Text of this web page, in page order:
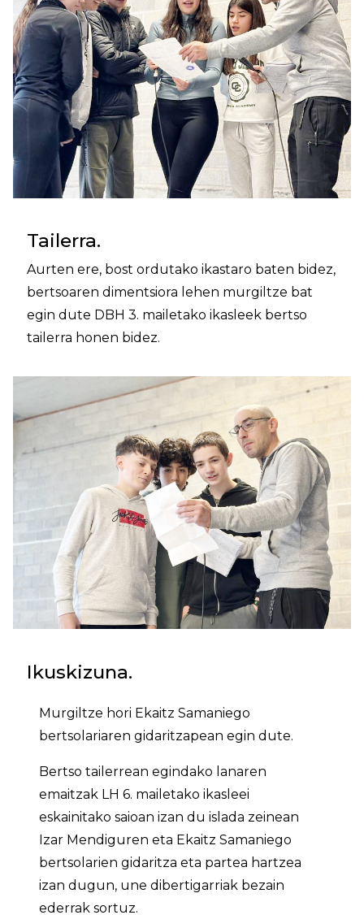
Tailerra.
Aurten ere, bost ordutako ikastaro baten bidez,
bertsoaren dimentsiora lehen murgiltze bat
egin dute DBH 3. mailetako ikasleek bertso
tailerra honen bidez.
Ikuskizuna.
Murgiltze hori Ekaitz Samaniego
bertsolariaren gidaritzapean egin dute.
Bertso tailerrean egindako lanaren
emaitzak LH 6. mailetako ikasleei
eskainitako saioan izan du islada zeinean
Izar Mendiguren eta Ekaitz Samaniego
bertsolarien gidaritza eta partea hartzea
izan dugun, une dibertigarriak bezain
ederrak sortuz.